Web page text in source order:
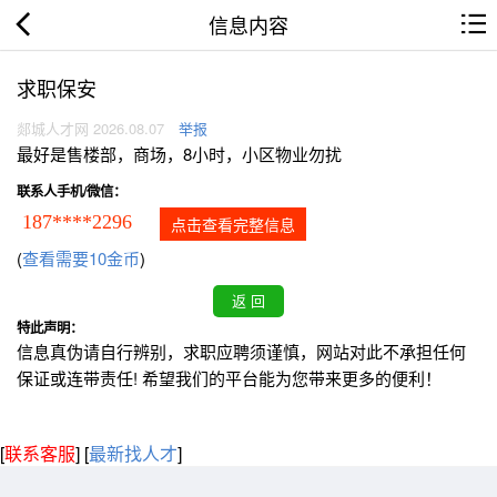
信息内容
求职保安
郯城人才网 2026.08.07 举报
最好是售楼部，商场，8小时，小区物业勿扰
联系人手机/微信：
187****2296 点击查看完整信息
(查看需要10金币)
特此声明：
信息真伪请自行辨别，求职应聘须谨慎，网站对此不承担任何
保证或连带责任! 希望我们的平台能为您带来更多的便利！
[联系客服] [最新找人才]